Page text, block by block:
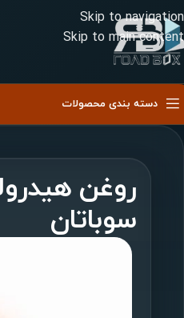
Skip to navigation
Skip to main content
دسته بندی محصولات
کیسه باد دوقلو
کیسه باد شاسی
کیسه باد صندلی
کیسه باد کابین
سوباتان